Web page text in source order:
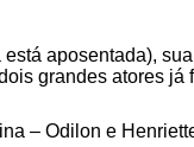
aposentada),
grandes atores
– Odilon e